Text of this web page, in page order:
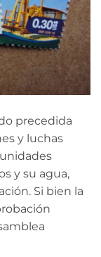
precedida
y luchas
y su agua,
Si bien la